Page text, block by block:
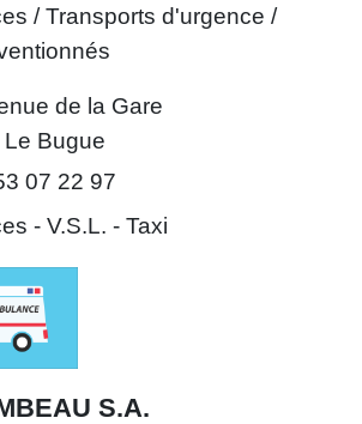
/ Transports d'urgence /
de la Gare
Bugue
07 22 97
- V.S.L. - Taxi
S.A.